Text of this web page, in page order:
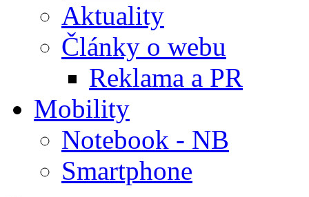
Aktuality
Články o webu
Reklama a PR
Mobility
Notebook - NB
Smartphone